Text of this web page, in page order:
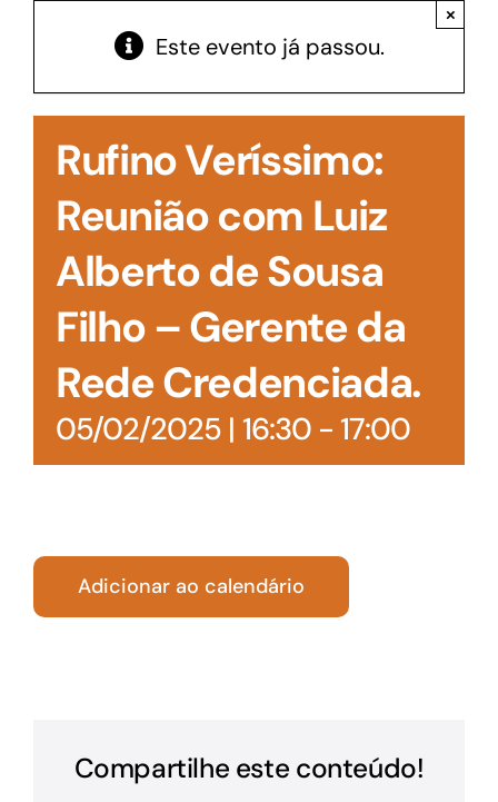
Acesso à InformaçãoEste evento já passou.
×
Rufino Veríssimo:
Reunião com Luiz
Alberto de Sousa
Filho – Gerente da
Rede Credenciada.
05/02/2025 | 16:30- 17:00
Adicionar ao calendário
Compartilhe este conteúdo!